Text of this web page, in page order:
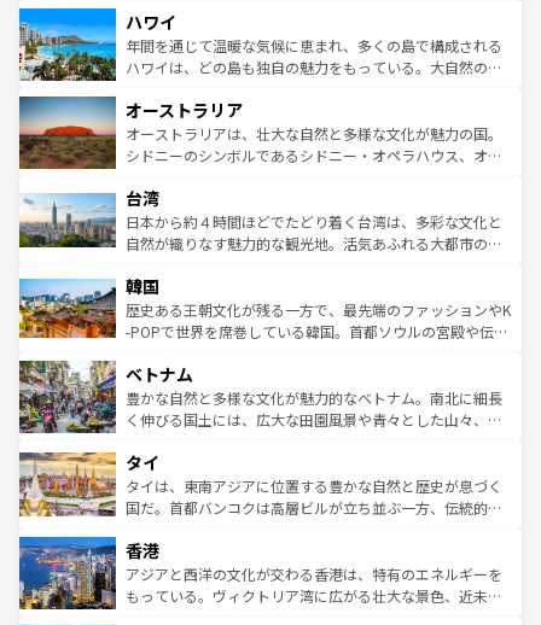
ば市内交通費無料で観光を楽しむこともできる。 なお、新
着のスイス情報はコンテンツ一覧 を参照してほしい。
のような巨大都市は、観光、ショッピング、エンターテイ
ンメントが詰まった刺激的なスポットだ。一方、アメリカ
西部には大自然が広がり、グランドキャニオンやイエロー
部のニューオーリンズでは、音楽と美食が融合した独特の
文化が魅力。旅行者はアメリカの各地域で異なる魅力を楽
しみながら、その多様性と豊かな歴史を感じることができ
ならではの贅沢な旅のスタイルだ。 なお、新着のアメリカ
情報はコンテンツ一覧を参照してほしい。
ハワイ
年間を通じて温暖な気候に恵まれ、多くの島で構成される
ハワイは、どの島も独自の魅力をもっている。大自然の神
ワイ島は見逃せない。また、定番の観光地といえばオアフ
島だが、静かな自然を求めるならマウイ島やカウアイ島が
おすすめ。エメラルドグリーンに輝く海をはじめ、豊かな
れるおもてなしの心で訪れる人々を迎えてくれるハワイの
人々、おいしいローカルフードやハワイアンミュージッ
ク、伝統的なフラダンスなど、すべてがハワイの魅力を彩
ワイを、存分に味わってほしい。 なお、新着のハワイ情報
はコンテンツ一覧を参照してほしい。
オーストラリア
オーストラリアは、壮大な自然と多様な文化が魅力の国。
シドニーのシンボルであるシドニー・オペラハウス、オー
リアリーフや大陸中央部にそびえるウルル（エアーズロッ
ク）、タスマニアの美しい原生林やケアンズの熱帯雨林な
ど、見どころがたくさん。また、カフェやワイン、オージ
いる。アクティビティも充実しており、サーフィンやダイ
ビング、ハイキングなど、アウトドア好きにはたまらな
い。オーストラリアの多彩な魅力を存分に味わいつくそ
参照してほしい。
台湾
日本から約４時間ほどでたどり着く台湾は、多彩な文化と
自然が織りなす魅力的な観光地。活気あふれる大都市の台
ン）、静ひつな山岳地帯である台湾東部など、都市の喧騒
と山間の静けさが共存しており、訪れる人に新しい発見と
驚きをもたらしてくれる。また、奥深い台湾の食文化も魅
容にもいいと評判のスイーツなど、バラエティ豊かな料理
が味わえる。 なお、新着の台湾情報は コンテンツ一覧を参
照してほしい。
韓国
歴史ある王朝文化が残る一方で、最先端のファッションやK
-POPで世界を席巻している韓国。首都ソウルの宮殿や伝統
き、地方に足を延ばせば四季折々の自然美を楽しむことが
できる。そして、キムチや焼肉、絶品のストリートフード
まで、さまざまな韓国料理が待っている。夜には、韓国な
リティに包まれながら、韓国の多彩な魅力を心ゆくまで味
わってみてほしい。 なお、新着の韓国情報はコンテンツ一
覧を参照してほしい。
ベトナム
豊かな自然と多様な文化が魅力的なベトナム。南北に細長
く伸びる国土には、広大な田園風景や青々とした山々、世
急速な発展と共に伝統が息づく。ハノイの古い町並みやホ
ーチミン市のフランス統治時代の建物も、独特の雰囲気を
醸し出している。また、バラエティの豊かさとおいしさで
とつ。フォーやバインミー、ベトナムコーヒーなどは、ぜ
ひ現地で味わいたい。どの地域を訪れてもあたたかい人々
が旅行者を迎えてくれるので、きっと忘れられない旅にな
タイ
タイは、東南アジアに位置する豊かな自然と歴史が息づく
国だ。首都バンコクは高層ビルが立ち並ぶ一方、伝統的な
の活気が交差している。北部ではチェンマイなどの山岳地
帯で自然と触れ合い、南部ではプーケットやクラビの美し
いビーチでリゾート気分を楽しむことができる。タイ料理
香港
アジアと西洋の文化が交わる香港は、特有のエネルギーを
もっている。ヴィクトリア湾に広がる壮大な景色、近未来